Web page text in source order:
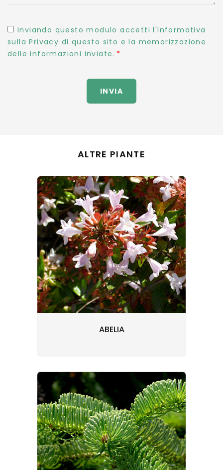
Inviando questo modulo accetti l'Informativa
sulla Privacy di questo sito e la memorizzazione
delle informazioni inviate.
INVIA
ALTRE PIANTE
ABELIA